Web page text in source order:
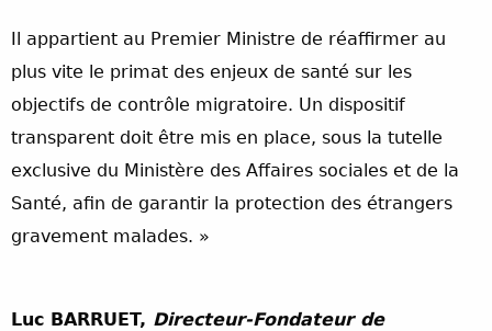
Il appartient au Premier Ministre de réaffirmer au
plus vite le primat des enjeux de santé sur les
objectifs de contrôle migratoire. Un dispositif
transparent doit être mis en place, sous la tutelle
exclusive du Ministère des Affaires sociales et de la
Santé, afin de garantir la protection des étrangers
gravement malades. »
Luc BARRUET, Directeur-Fondateur de